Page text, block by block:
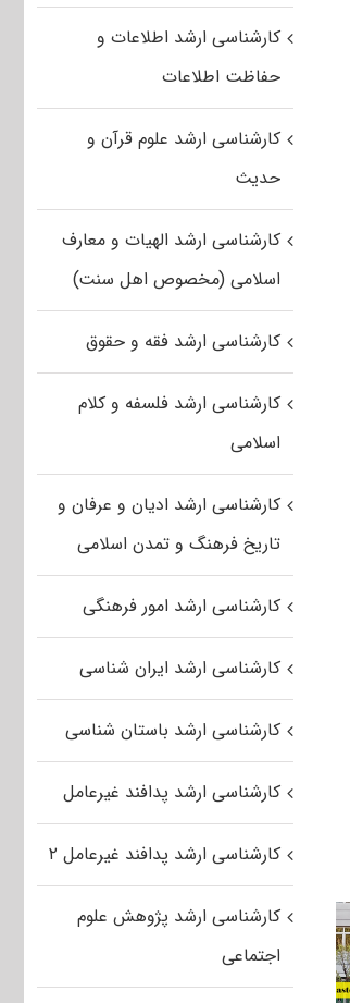
کارشناسی ارشد اطلاعات و
حفاظت اطلاعات
کارشناسی ارشد علوم قرآن و
حدیث
کارشناسی ارشد الهیات و معارف
اسلامی (مخصوص اهل سنت)
کارشناسی ارشد فقه و حقوق
کارشناسی ارشد فلسفه و کلام
اسلامی
کارشناسی ارشد ادیان و عرفان و
تاریخ فرهنگ و تمدن اسلامی
کارشناسی ارشد امور فرهنگی
کارشناسی ارشد ایران شناسی
کارشناسی ارشد باستان شناسی
کارشناسی ارشد پدافند غیرعامل
کارشناسی ارشد پدافند غیرعامل ۲
کارشناسی ارشد پژوهش علوم
اجتماعی